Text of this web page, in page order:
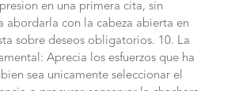
en una primera cita, sin
abordarla con la cabeza abierta en
sobre deseos obligatorios. 10. La
Aprecia los esfuerzos que ha
sea unicamente seleccionar el